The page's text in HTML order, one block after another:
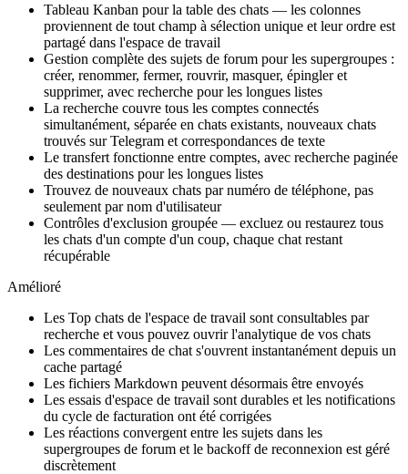
Tableau Kanban pour la table des chats — les colonnes
proviennent de tout champ à sélection unique et leur ordre est
partagé dans l'espace de travail
Gestion complète des sujets de forum pour les supergroupes :
créer, renommer, fermer, rouvrir, masquer, épingler et
supprimer, avec recherche pour les longues listes
La recherche couvre tous les comptes connectés
simultanément, séparée en chats existants, nouveaux chats
trouvés sur Telegram et correspondances de texte
Le transfert fonctionne entre comptes, avec recherche paginée
des destinations pour les longues listes
Trouvez de nouveaux chats par numéro de téléphone, pas
seulement par nom d'utilisateur
Contrôles d'exclusion groupée — excluez ou restaurez tous
les chats d'un compte d'un coup, chaque chat restant
récupérable
Amélioré
Les Top chats de l'espace de travail sont consultables par
recherche et vous pouvez ouvrir l'analytique de vos chats
Les commentaires de chat s'ouvrent instantanément depuis un
cache partagé
Les fichiers Markdown peuvent désormais être envoyés
Les essais d'espace de travail sont durables et les notifications
du cycle de facturation ont été corrigées
Les réactions convergent entre les sujets dans les
supergroupes de forum et le backoff de reconnexion est géré
discrètement